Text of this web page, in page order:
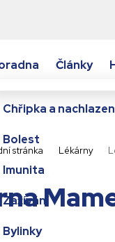
Chřipka a
Bolest
Imunita
Zažívání
Bylinky
Články
stránka Lékárny